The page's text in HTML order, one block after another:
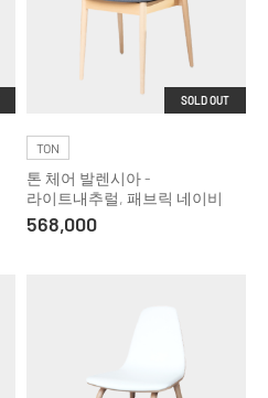
SOLD OUT
TON
톤 체어 발렌시아 -
라이트내추럴, 패브릭 네이비
568,000